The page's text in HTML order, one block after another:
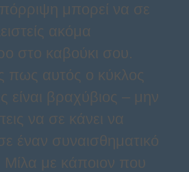
μπορεί να σε
ακόμα
στο καβούκι σου.
πως αυτός ο κύκλος
είναι βραχύβιος – μην
να σε κάνει να
έναν συναισθηματικό
Μίλα με κάποιον που